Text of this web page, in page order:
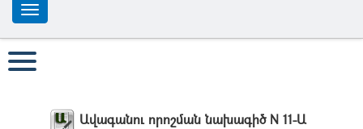
Ավագանու որոշման նախագիծ N 11-Ա